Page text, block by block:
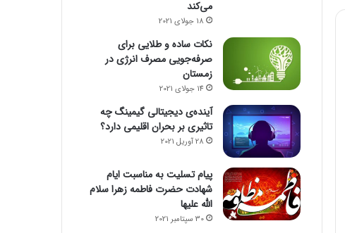
می‌کند
18 جولای 2021
نکات ساده و طلایی برای
صرفه‌جویی مصرف انرژی در
زمستان
14 جولای 2021
آینده‌ی دیجیتالی گیمینگ چه
تاثیری بر بحران اقلیمی دارد؟
28 آوریل 2021
پیام تسلیت به مناسبت ایام
شهادت حضرت فاطمه زهرا سلام
الله علیها
30 سپتامبر 2021